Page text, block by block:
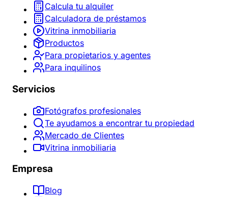
Calcula tu alquiler
Calculadora de préstamos
Vitrina inmobiliaria
Productos
Para propietarios y agentes
Para inquilinos
Servicios
Fotógrafos profesionales
Te ayudamos a encontrar tu propiedad
Mercado de Clientes
Vitrina inmobiliaria
Empresa
Blog